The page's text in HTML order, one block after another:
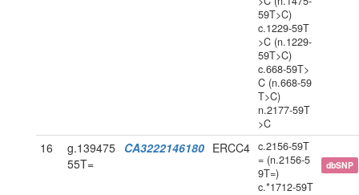
59T>C)
c.1229-59T
>C (n.1229-
59T>C)
c.668-59T>
C (n.668-59
T>C)
n.2177-59T
>C
16
g.139475
55T=
CA3222146180 ERCC4 c.2156-59T
= (n.2156-5
9T=)
c.*1712-59T
dbSNP